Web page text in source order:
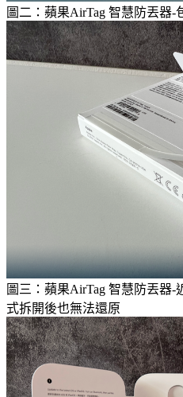
圖二：蘋果AirTag 智慧防丟器-
圖三：蘋果AirTag 智慧防丟器
式拆開後也無法還原